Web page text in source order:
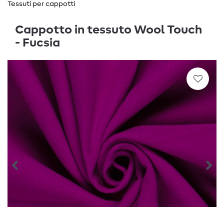
Tessuti per cappotti
Cappotto in tessuto Wool Touch
- Fucsia